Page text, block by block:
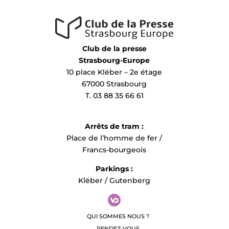
Club de la presse
Strasbourg-Europe
10 place Kléber – 2e étage
67000 Strasbourg
T. 03 88 35 66 61
Arrêts de tram :
Place de l’homme de fer /
Francs-bourgeois
Parkings :
Kléber / Gutenberg
QUI SOMMES NOUS ?